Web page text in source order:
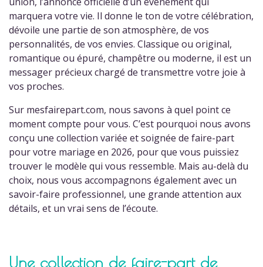
marquera votre vie. Il donne le ton de votre célébration,
dévoile une partie de son atmosphère, de vos
personnalités, de vos envies. Classique ou original,
romantique ou épuré, champêtre ou moderne, il est un
messager précieux chargé de transmettre votre joie à
vos proches.
Sur mesfairepart.com, nous savons à quel point ce
moment compte pour vous. C’est pourquoi nous avons
conçu une collection variée et soignée de faire-part
pour votre mariage en 2026, pour que vous puissiez
trouver le modèle qui vous ressemble. Mais au-delà du
choix, nous vous accompagnons également avec un
savoir-faire professionnel, une grande attention aux
détails, et un vrai sens de l’écoute.
Une collection de faire-part de